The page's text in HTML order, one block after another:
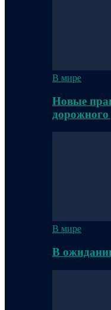
В мире
Новые
В мире
В